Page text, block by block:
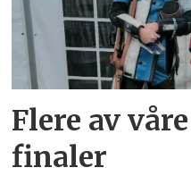
Flere av
finaler